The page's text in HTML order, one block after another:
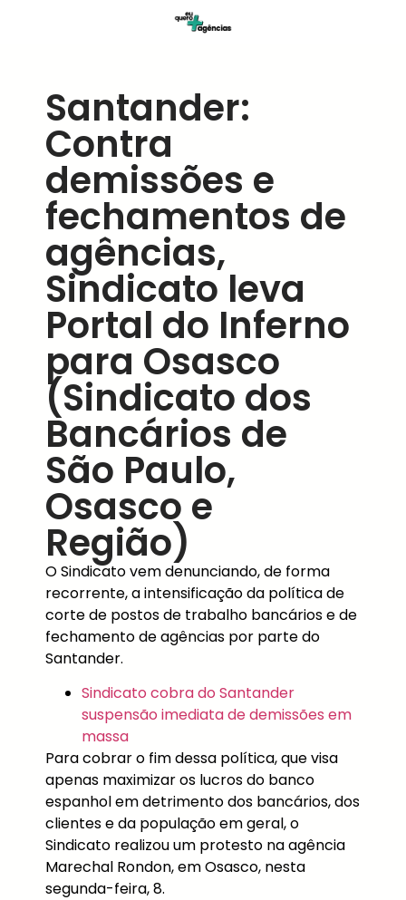
Santander:
Contra
demissões e
fechamentos de
agências,
Sindicato leva
Portal do Inferno
para Osasco
(Sindicato dos
Bancários de
São Paulo,
Osasco e
Região)
O Sindicato vem denunciando, de forma
recorrente, a intensificação da política de
corte de postos de trabalho bancários e de
fechamento de agências por parte do
Santander.
Sindicato cobra do Santander
suspensão imediata de demissões em
massa
Para cobrar o fim dessa política, que visa
apenas maximizar os lucros do banco
espanhol em detrimento dos bancários, dos
clientes e da população em geral, o
Sindicato realizou um protesto na agência
Marechal Rondon, em Osasco, nesta
segunda-feira, 8.